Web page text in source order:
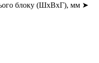
блоку (ШхВхГ), мм ➤